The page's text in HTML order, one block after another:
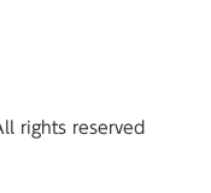
rights reserved